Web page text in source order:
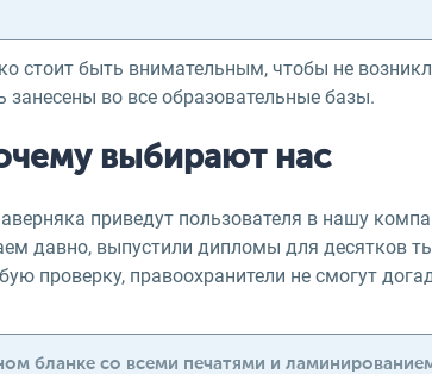
стоит быть внимательным, чтобы не
во все образовательные базы.
выбирают нас
приведут пользователя в нашу
давно, выпустили дипломы для десятков
проверку, правоохранители не смогут
бланке со всеми печатями и